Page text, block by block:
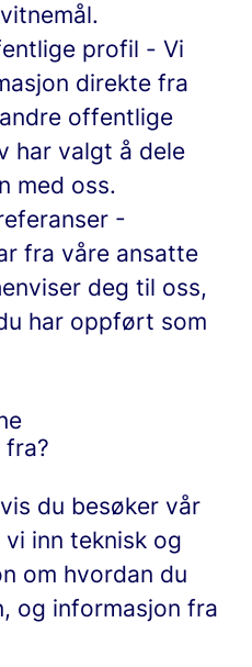
profil - Vi
direkte fra
offentlige
har valgt å dele
med oss.
-
fra våre ansatte
deg til oss,
har oppført som
fra?
du besøker vår
inn teknisk og
om hvordan du
og informasjon fra